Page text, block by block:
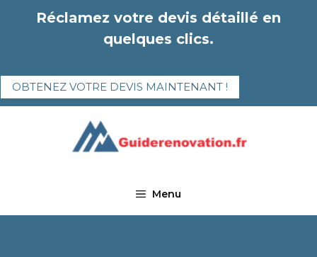
Réclamez votre devis détaillé en
quelques clics.
OBTENEZ VOTRE DEVIS MAINTENANT !
Menu